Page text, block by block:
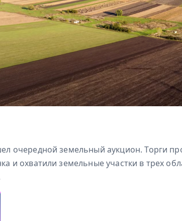
очередной земельный аукцион. Торги
и охватили земельные участки в трех